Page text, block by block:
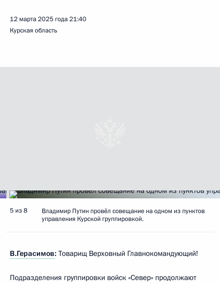
12 марта 2025 года21:40
Курская область
5 из 8
Владимир Путин провёл совещание на одном из пунктов
управления Курской группировкой.
В.Герасимов: Товарищ Верховный Главнокомандующий!
Подразделения группировки войск «Север» продолжают